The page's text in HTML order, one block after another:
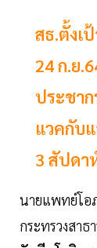
สธ.ตั้งเ
24 ก.ย
ประชา
แวคกับ
3 สัปดา
นายแพทย์โอ
กระทรวงสา